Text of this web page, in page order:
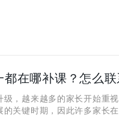
。保持良好的心理状态，避
在哪补课？怎么联
，越来越多的家长开始重
关键时期，因此许多家长